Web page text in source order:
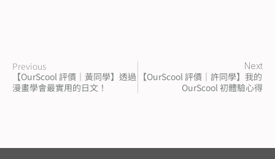
Previous
【OurScool 評價｜黃同學】透過
漫畫學會最實用的日文！
Next
【OurScool 評價｜許同學】我的
OurScool 初體驗心得